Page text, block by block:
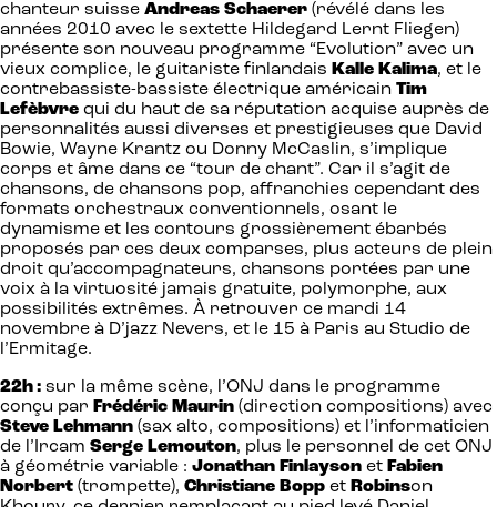
chanteur suisse Andreas Schaerer (révélé dans les
années 2010 avec le sextette Hildegard Lernt Fliegen)
présente son nouveau programme “Evolution” avec un
vieux complice, le guitariste finlandais Kalle Kalima, et le
contrebassiste-bassiste électrique américain Tim
Lefèbvre qui du haut de sa réputation acquise auprès de
personnalités aussi diverses et prestigieuses que David
Bowie, Wayne Krantz ou Donny McCaslin, s’implique
corps et âme dans ce “tour de chant”. Car il s’agit de
chansons, de chansons pop, affranchies cependant des
formats orchestraux conventionnels, osant le
dynamisme et les contours grossièrement ébarbés
proposés par ces deux comparses, plus acteurs de plein
droit qu’accompagnateurs, chansons portées par une
voix à la virtuosité jamais gratuite, polymorphe, aux
possibilités extrêmes. À retrouver ce mardi 14
novembre à D’jazz Nevers, et le 15 à Paris au Studio de
l’Ermitage.
22h : sur la même scène, l’ONJ dans le programme
conçu par Frédéric Maurin (direction compositions) avec
Steve Lehmann (sax alto, compositions) et l’informaticien
de l’Ircam Serge Lemouton, plus le personnel de cet ONJ
à géométrie variable : Jonathan Finlayson et Fabien
Norbert (trompette), Christiane Bopp et Robinson